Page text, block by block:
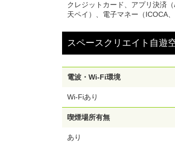
クレジットカード、アプリ決済
天ペイ）、電子マネー（ICOCA
スペースクリエイト自遊
電波・Wi-Fi環境
Wi-Fiあり
喫煙場所有無
あり